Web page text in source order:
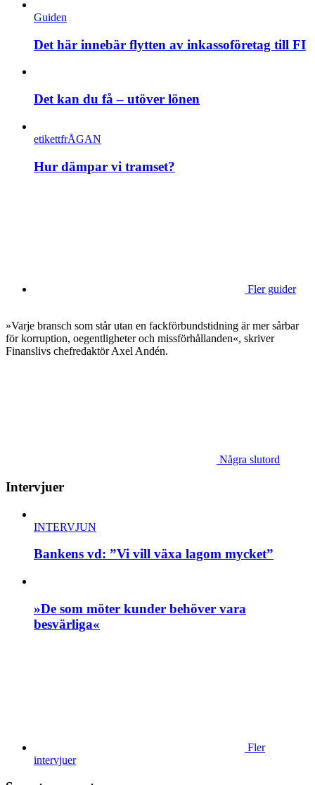
Guiden
Det här innebär flytten av inkassoföretag till FI
Det kan du få – utöver lönen
etikettfrÅGAN
Hur dämpar vi tramset?
Fler guider
»Varje bransch som står utan en fackförbundstidning är mer sårbar
för korruption, oegentligheter och missförhållanden«, skriver
Finanslivs chefredaktör Axel Andén.
Några slutord
Intervjuer
INTERVJUN
Bankens vd: ”Vi vill växa lagom mycket”
»De som möter kunder behöver vara
besvärliga«
Fler
intervjuer